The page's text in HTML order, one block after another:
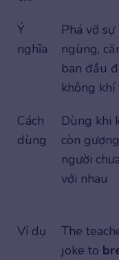
Ý
nghĩa
Phá vỡ
ngùng,
ban đầu
không
Cách
dùng
Dùng khi
còn
người
với nhau
Ví dụ
The
joke to